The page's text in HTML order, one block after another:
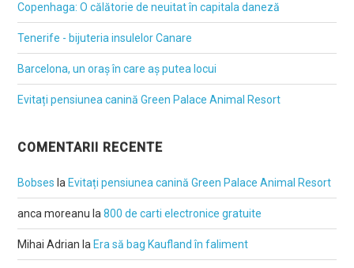
Copenhaga: O călătorie de neuitat în capitala daneză
Tenerife - bijuteria insulelor Canare
Barcelona, un oraș în care aș putea locui
Evitați pensiunea canină Green Palace Animal Resort
COMENTARII RECENTE
Bobses la Evitați pensiunea canină Green Palace Animal Resort
anca moreanu la800 de carti electronice gratuite
Mihai Adrian la Era să bag Kaufland în faliment